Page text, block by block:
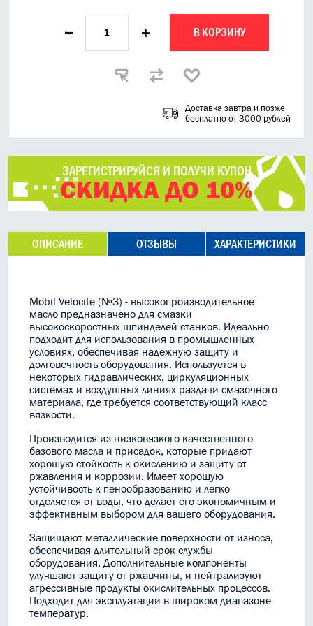
- + В КОРЗИНУ
Доставка завтра и позже
бесплатно от 3000 рублей
ЗАРЕГИСТРИРУЙСЯ И ПОЛУЧИ КУПОН
СКИДКА ДО 10%
ОПИСАНИЕ ОТЗЫВЫ ХАРАКТЕРИСТИКИ
Mobil Velocite (№3) - высокопроизводительное
масло предназначено для смазки
высокоскоростных шпинделей станков. Идеально
подходит для использования в промышленных
условиях, обеспечивая надежную защиту и
долговечность оборудования. Используется в
некоторых гидравлических, циркуляционных
системах и воздушных линиях раздачи смазочного
материала, где требуется соответствующий класс
вязкости.
Производится из низковязкого качественного
базового масла и присадок, которые придают
хорошую стойкость к окислению и защиту от
ржавления и коррозии. Имеет хорошую
устойчивость к пенообразованию и легко
отделяется от воды, что делает его экономичным и
эффективным выбором для вашего оборудования.
Защищают металлические поверхности от износа,
обеспечивая длительный срок службы
оборудования. Дополнительные компоненты
улучшают защиту от ржавчины, и нейтрализуют
агрессивные продукты окислительных процессов.
Подходит для эксплуатации в широком диапазоне
температур.